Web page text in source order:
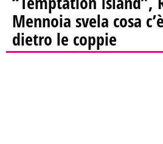
Mennoia svela cosa
dietro le coppie